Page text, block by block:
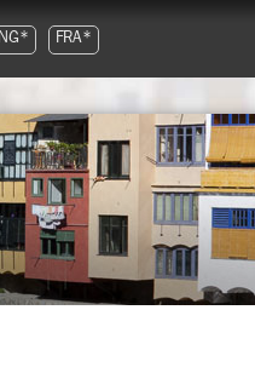
FRA*